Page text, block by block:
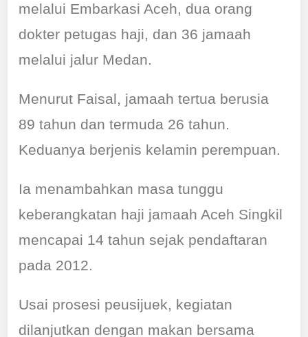
melalui Embarkasi Aceh, dua orang
dokter petugas haji, dan 36 jamaah
melalui jalur Medan.
Menurut Faisal, jamaah tertua berusia
89 tahun dan termuda 26 tahun.
Keduanya berjenis kelamin perempuan.
Ia menambahkan masa tunggu
keberangkatan haji jamaah Aceh Singkil
mencapai 14 tahun sejak pendaftaran
pada 2012.
Usai prosesi peusijuek, kegiatan
dilanjutkan dengan makan bersama